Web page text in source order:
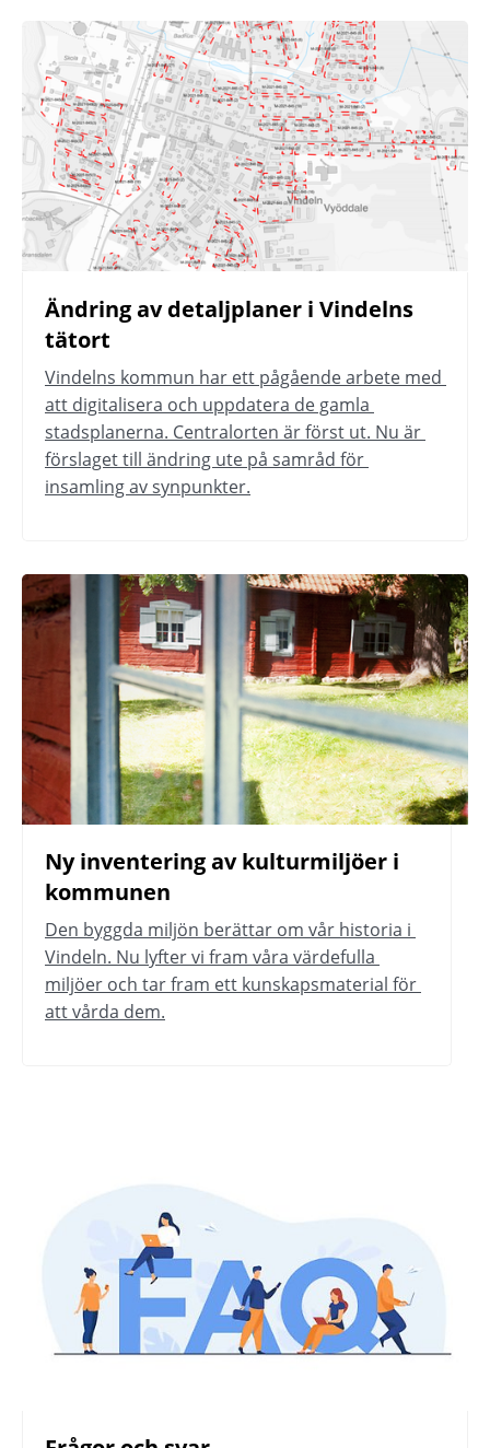
Ändring av detaljplaner i Vindelns
tätort
Vindelns kommun har ett pågående arbete med
att digitalisera och uppdatera de gamla
stadsplanerna. Centralorten är först ut. Nu är
förslaget till ändring ute på samråd för
insamling av synpunkter.
Ny inventering av kulturmiljöer i
kommunen
Den byggda miljön berättar om vår historia i
Vindeln. Nu lyfter vi fram våra värdefulla
miljöer och tar fram ett kunskapsmaterial för
att vårda dem.